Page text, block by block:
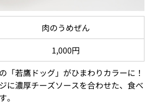
肉のうめぜん
1,000円
「若鷹ドッグ」がひまわりカラーに！
に濃厚チーズソースを合わせた、食べ
。